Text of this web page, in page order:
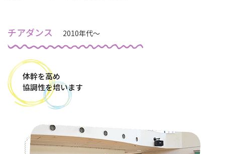
チアダンス 2010年代～
体幹を高め
協調性を培います